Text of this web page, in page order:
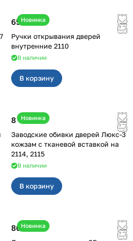
Новинка
650 ₽
Ручки открывания дверей
внутренние 2110
В наличии
В корзину
Новинка
8 450 ₽
Заводские обивки дверей Люкс-3
кожзам с тканевой вставкой на
2114, 2115
В наличии
В корзину
Новинка
800 ₽